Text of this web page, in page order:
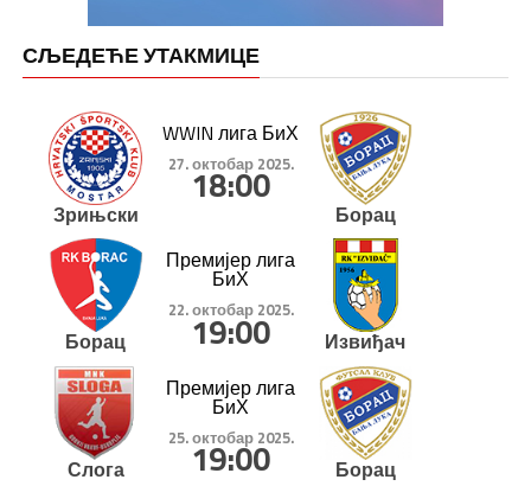
СЉЕДЕЋЕ УТАКМИЦЕ
Зрињски
WWIN лига БиХ
27. октобар 2025.
18:00
Борац
Борац
Премијер лига
БиХ
22. октобар 2025.
19:00 Извиђач
Слога
Премијер лига
БиХ
25. октобар 2025.
19:00 Борац